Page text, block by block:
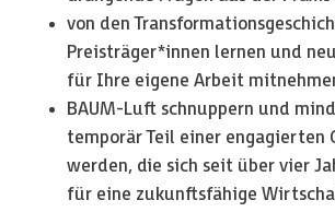
von den
Preisträger*innen lernen und
für Ihre eigene Arbeit
BAUM-Luft schnuppern und
temporär Teil einer engagierten
werden, die sich seit über vier
für eine zukunftsfähige